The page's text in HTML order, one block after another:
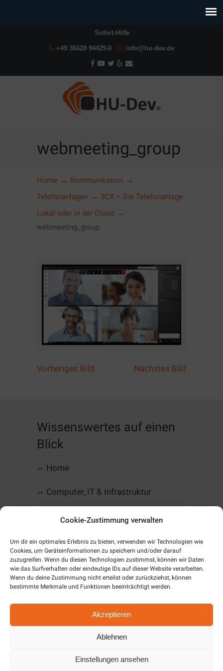
Cookie-Zustimmung verwalten
Um dir ein optimales Erlebnis zu bieten, verwenden wir Technologien wie
Cookies, um Geräteinformationen zu speichern und/oder darauf
zuzugreifen. Wenn du diesen Technologien zustimmst, können wir Daten
wie das Surfverhalten oder eindeutige IDs auf dieser Website verarbeiten.
Wenn du deine Zustimmung nicht erteilst oder zurückziehst, können
bestimmte Merkmale und Funktionen beeinträchtigt werden.
Akzeptieren
Ablehnen
Einstellungen ansehen
Sofort-Hilfe
+49 36628 94429-0 info@hu-dev.de
webmeeting_group
Home → Kommunikation →
Telefonanlagen → 3CX – Die Telefonanlage-
Lokal oder in der Cloud →
webmeeting_group
Vorheriges Bild Nächstes Bild
Wissenswertes auf einen
Blick
Home
Computer, IT & Infrastruktur
Web-Design & Hosting
Kommunikation
Software
Alarm & SmartHome
Unternehmen
Cookie-Richtlinie (EU)